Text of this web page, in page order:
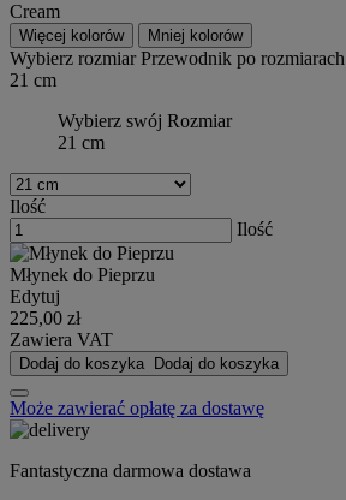
Cream
Więcej kolorów Mniej kolorów
Wybierz rozmiarPrzewodnik po rozmiarach
21 cm
Wybierz swój Rozmiar
21 cm
Ilość
Ilość
Młynek do Pieprzu
Edytuj
225,00 zł
Zawiera VAT
Dodaj do koszyka Dodaj do koszyka
Może zawierać opłatę za dostawę
Fantastyczna darmowa dostawa